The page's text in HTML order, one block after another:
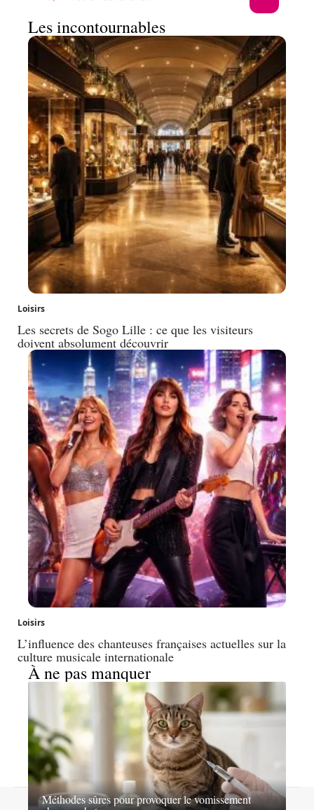
Les incontournables
Loisirs
Les secrets de Sogo Lille : ce que les visiteurs
doivent absolument découvrir
Loisirs
L’influence des chanteuses françaises actuelles sur la
culture musicale internationale
À ne pas manquer
Méthodes sûres pour provoquer le vomissement
Contact Mentions légales Sitemap